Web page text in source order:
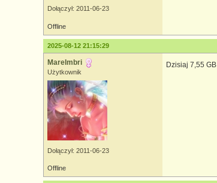
Dołączył: 2011-06-23
Offline
2025-08-12 21:15:29
MareImbri
Użytkownik
Dołączył: 2011-06-23
Dzisiaj 7,55 GB
Offline